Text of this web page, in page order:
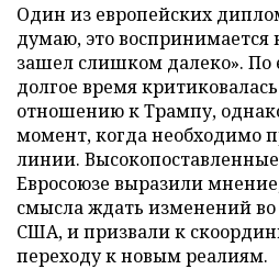
Один из европейских
думаю, это воспринимается
зашел слишком далеко». По
долгое время
отношению к Трампу,
момент, когда необходимо
линии.
Евросоюзе выразили
смысла ждать изменений
США, и призвали к
переходу к новым реалиям.